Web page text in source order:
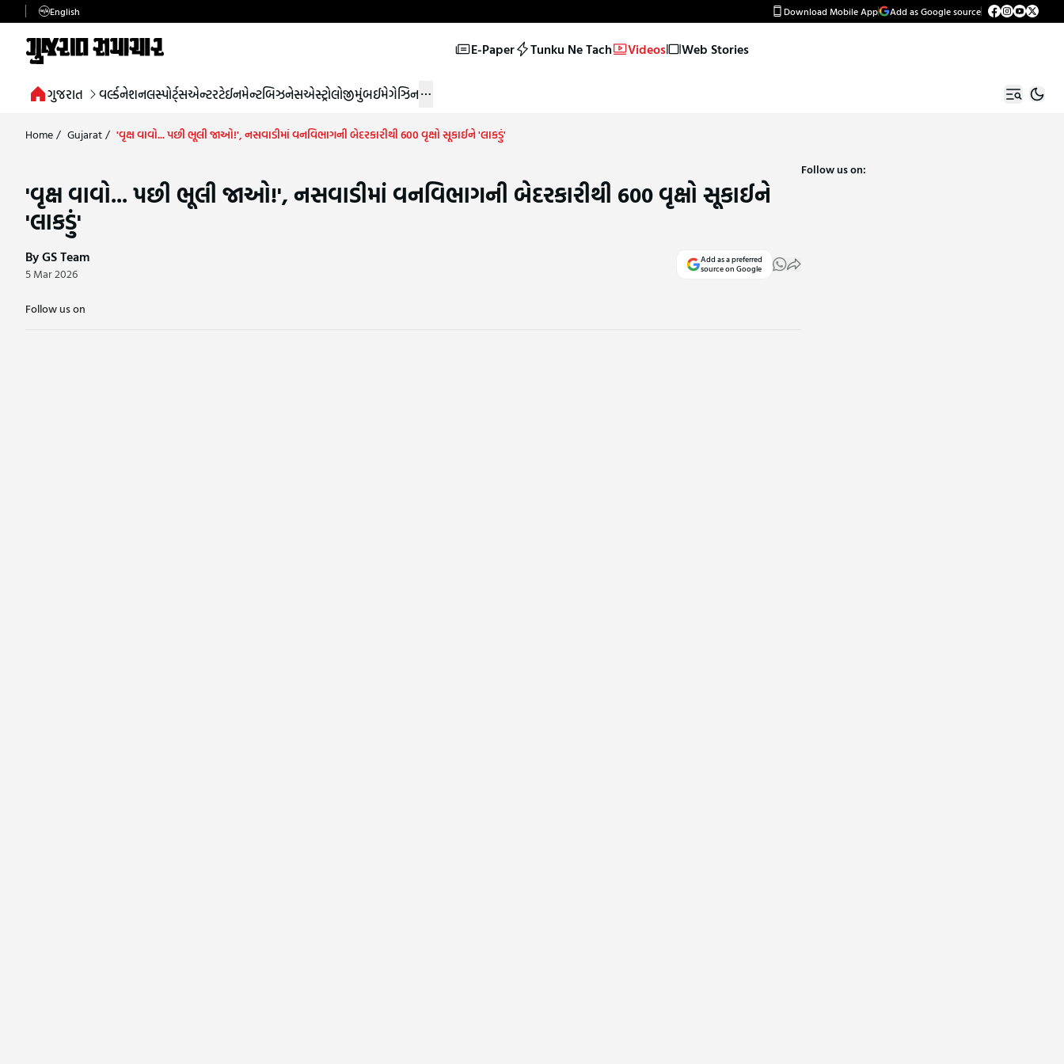
English Download Mobile App Add as Google source
E-Paper Tunku Ne Tach Videos Web Stories
ગુજરાત વર્લ્ડનેશનલસ્પોર્ટ્સએન્ટરટેઈનમેન્ટબિઝનેસએસ્ટ્રોલોજીમુંબઈમેગેઝિન
Home/ Gujarat/ 'વૃક્ષ વાવો... પછી ભૂલી જાઓ!', નસવાડીમાં વનવિભાગની બેદરકારીથી 600 વૃક્ષો સૂકાઈને 'લાકડું'
'વૃક્ષ વાવો... પછી ભૂલી જાઓ!', નસવાડીમાં વનવિભાગની બેદરકારીથી 600 વૃક્ષો સૂકાઈને
'લાકડું'
By GS Team
5 Mar 2026
Add as a preferred
source on Google
Follow us on
Follow us on: